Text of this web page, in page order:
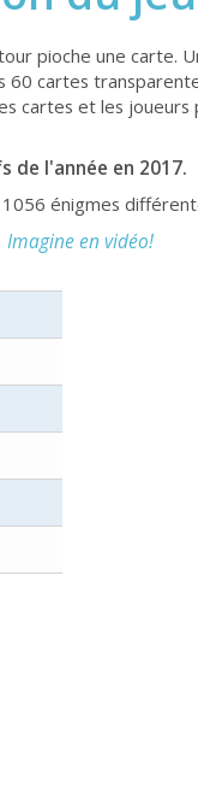
pioche une carte.
cartes
cartes et les
de l'année en 2017.
énigmes
Imagine en vidéo!